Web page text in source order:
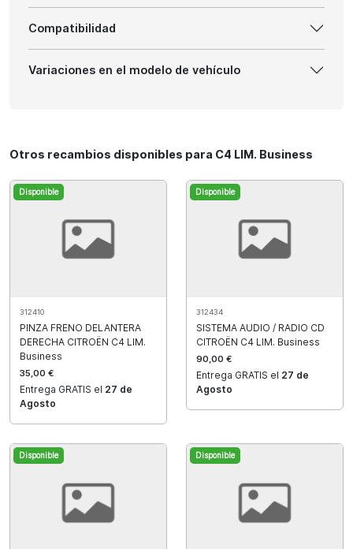
Compatibilidad
Variaciones en el modelo de vehículo
Otros recambios disponibles para C4 LIM. Business
Disponible
312410
PINZA FRENO DELANTERA
DERECHA CITROËN C4 LIM.
Business
35,00 €
Entrega GRATIS el 27 de
Agosto
Disponible
312434
SISTEMA AUDIO / RADIO CD
CITROËN C4 LIM. Business
90,00 €
Entrega GRATIS el 27 de
Agosto
Disponible Disponible